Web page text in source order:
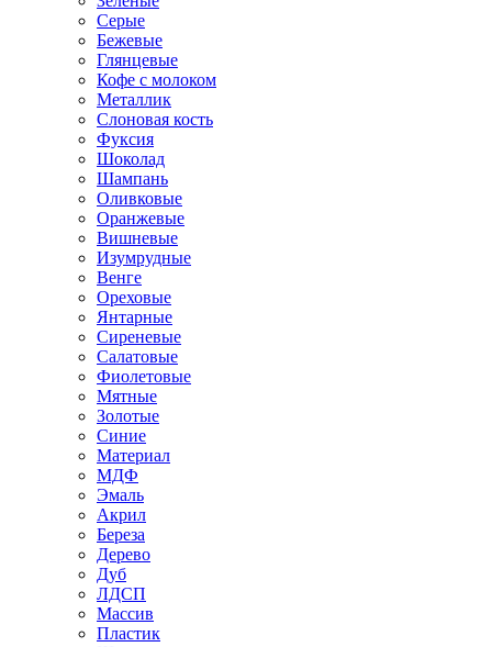
Серые
Бежевые
Глянцевые
Кофе с молоком
Металлик
Слоновая кость
Фуксия
Шоколад
Шампань
Оливковые
Оранжевые
Вишневые
Изумрудные
Венге
Ореховые
Янтарные
Сиреневые
Салатовые
Фиолетовые
Мятные
Золотые
Синие
Материал
МДФ
Эмаль
Акрил
Береза
Дерево
Дуб
ЛДСП
Массив
Пластик